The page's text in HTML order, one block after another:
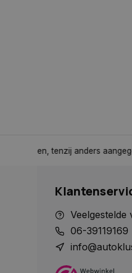
tenzij anders aangegeven
Veelgestelde
06-39119169